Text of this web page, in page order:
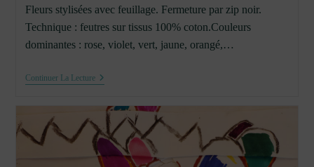
Fleurs stylisées avec feuillage. Fermeture par zip noir.
Technique : feutres sur tissus 100% coton.Couleurs
dominantes : rose, violet, vert, jaune, orangé,…
Continuer La LectureTrousse